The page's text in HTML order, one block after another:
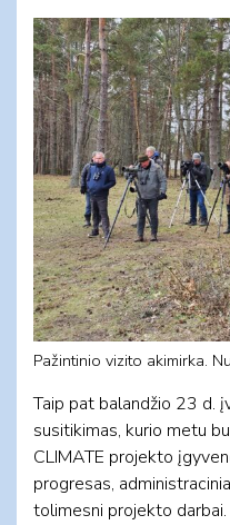
Pažintinio vizito akimirka.
Taip pat balandžio 23 d.
susitikimas, kurio metu
CLIMATE projekto
progresas,
tolimesni projekto darbai.